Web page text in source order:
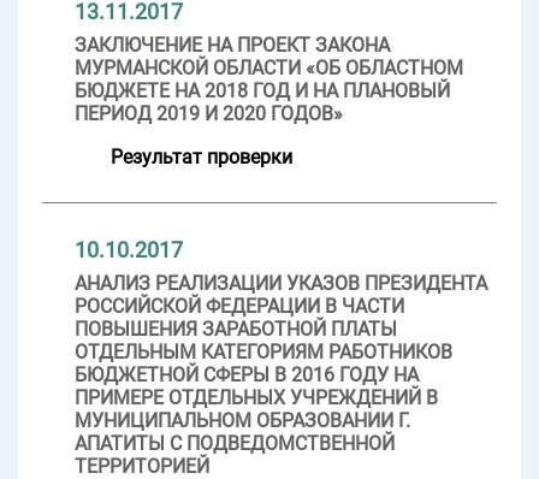
13.11.2017
ЗАКЛЮЧЕНИЕ НА ПРОЕКТ ЗАКОНА
МУРМАНСКОЙ ОБЛАСТИ «ОБ ОБЛАСТНОМ
БЮДЖЕТЕ НА 2018 ГОД И НА ПЛАНОВЫЙ
ПЕРИОД 2019 И 2020 ГОДОВ»
Результат проверки
10.10.2017
АНАЛИЗ РЕАЛИЗАЦИИ УКАЗОВ ПРЕЗИДЕНТА
РОССИЙСКОЙ ФЕДЕРАЦИИ В ЧАСТИ
ПОВЫШЕНИЯ ЗАРАБОТНОЙ ПЛАТЫ
ОТДЕЛЬНЫМ КАТЕГОРИЯМ РАБОТНИКОВ
БЮДЖЕТНОЙ СФЕРЫ В 2016 ГОДУ НА
ПРИМЕРЕ ОТДЕЛЬНЫХ УЧРЕЖДЕНИЙ В
МУНИЦИПАЛЬНОМ ОБРАЗОВАНИИ Г.
АПАТИТЫ С ПОДВЕДОМСТВЕННОЙ
ТЕРРИТОРИЕЙ